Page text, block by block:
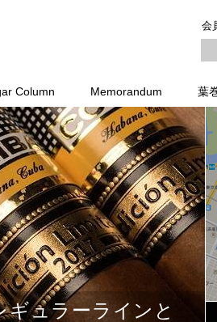
会
Column Memorandum 葉
ギュラーラインと